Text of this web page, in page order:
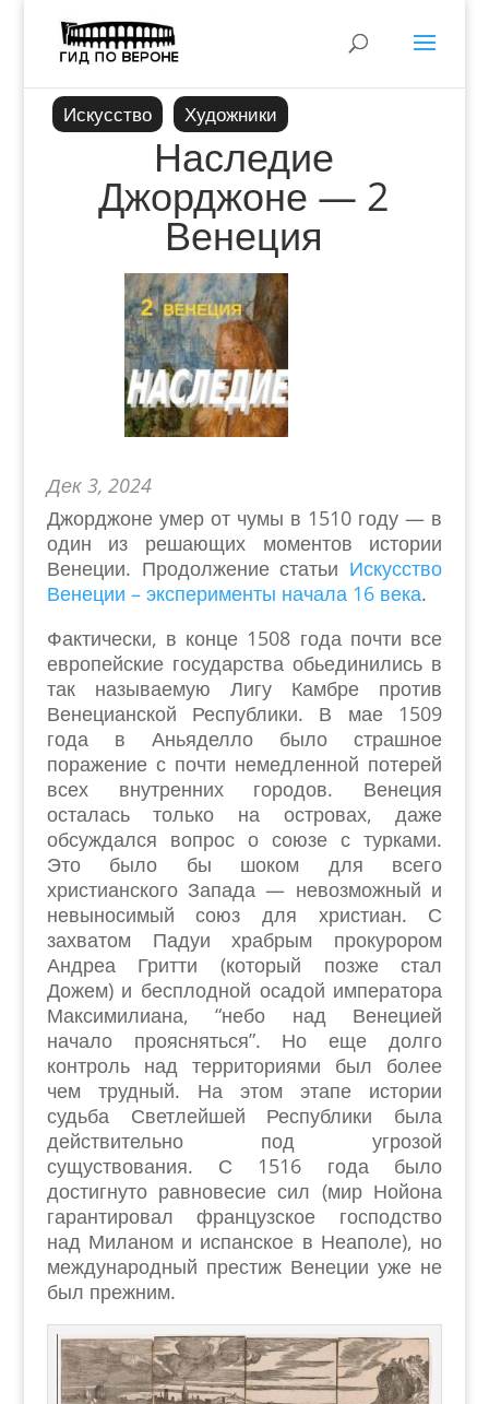
Искусство Художники
Наследие
Джорджоне — 2
Венеция
Дек 3, 2024
Джорджоне умер от чумы в 1510 году — в
один из решающих моментов истории
Венеции. Продолжение статьи Искусство
Венеции – эксперименты начала 16 века.
Фактически, в конце 1508 года почти все
европейские государства обьединились в
так называемую Лигу Камбре против
Венецианской Республики. В мае 1509
года в Аньяделло было страшное
поражение с почти немедленной потерей
всех внутренних городов. Венеция
осталась только на островах, даже
обсуждался вопрос о союзе с турками.
Это было бы шоком для всего
христианского Запада — невозможный и
невыносимый союз для христиан. С
захватом Падуи храбрым прокурором
Андреа Гритти (который позже стал
Дожем) и бесплодной осадой императора
Максимилиана, “небо над Венецией
начало проясняться”. Но еще долго
контроль над территориями был более
чем трудный. На этом этапе истории
судьба Светлейшей Республики была
действительно под угрозой
сущуствования. С 1516 года было
достигнуто равновесие сил (мир Нойона
гарантировал французское господство
над Миланом и испанское в Неаполе), но
международный престиж Венеции уже не
был прежним.